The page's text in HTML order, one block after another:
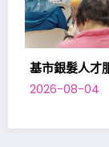
點，年度大型徵才